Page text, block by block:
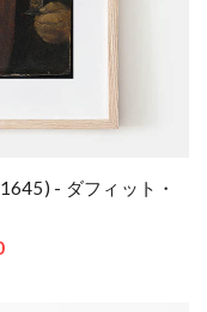
- ダフィット・